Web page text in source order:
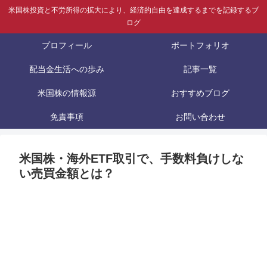
米国株投資と不労所得の拡大により、経済的自由を達成するまでを記録するブ
ログ
プロフィール ポートフォリオ
配当金生活への歩み 記事一覧
米国株の情報源 おすすめブログ
免責事項 お問い合わせ
米国株・海外ETF取引で、手数料負けしな
い売買金額とは？